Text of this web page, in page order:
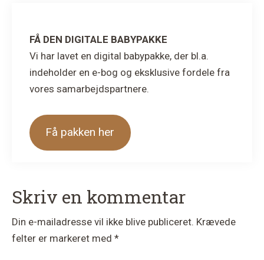
FÅ DEN DIGITALE BABYPAKKE
Vi har lavet en digital babypakke, der bl.a.
indeholder en e-bog og eksklusive fordele fra
vores samarbejdspartnere.
Få pakken her
Læserinteraktioner
Skriv en kommentar
Din e-mailadresse vil ikke blive publiceret. Krævede
felter er markeret med *